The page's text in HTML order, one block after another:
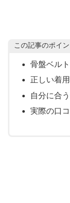
この記事のポイン
骨盤ベル
正しい着
自分に合
実際の口